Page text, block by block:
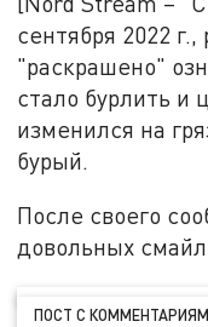
сентября 2022
"раскрашено"
стало бурлить и
изменился на
бурый.
После своего
довольных
ПОСТ С